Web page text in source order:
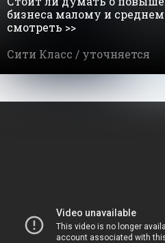
бизнеса малому и
смотреть >>
Сити Класс / уточняется